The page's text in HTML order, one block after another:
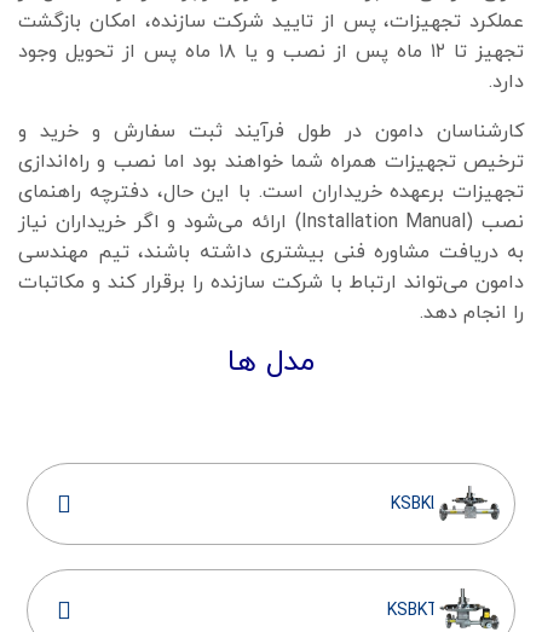
عملکرد تجهیزات، پس از تایید شرکت سازنده، امکان بازگشت
تجهیز تا ۱۲ ماه پس از نصب و یا ۱۸ ماه پس از تحویل وجود
دارد.
کارشناسان دامون در طول فرآیند ثبت سفارش و خرید و
ترخیص تجهیزات همراه شما خواهند بود اما نصب و راه‌اندازی
تجهیزات برعهده خریداران است. با این حال، دفترچه راهنمای
نصب (Installation Manual) ارائه می‌شود و اگر خریداران نیاز
به دریافت مشاوره فنی بیشتری داشته باشند، تیم مهندسی
دامون می‌تواند ارتباط با شرکت سازنده را برقرار کند و مکاتبات
را انجام دهد.
مدل ها
KSBKL
KSBKT